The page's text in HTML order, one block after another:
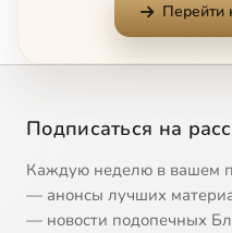
14 2-sudbi-rosskoi-
Перейти
Подписаться на
Каждую неделю в вашем
— анонсы лучших
— новости подопечных